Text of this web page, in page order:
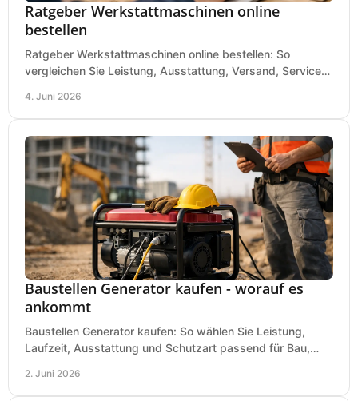
Ratgeber Werkstattmaschinen online
bestellen
Ratgeber Werkstattmaschinen online bestellen: So
vergleichen Sie Leistung, Ausstattung, Versand, Service
4. Juni 2026
Baustellen Generator kaufen - worauf es
ankommt
Baustellen Generator kaufen: So wählen Sie Leistung,
Laufzeit, Ausstattung und Schutzart passend für Bau,
2. Juni 2026